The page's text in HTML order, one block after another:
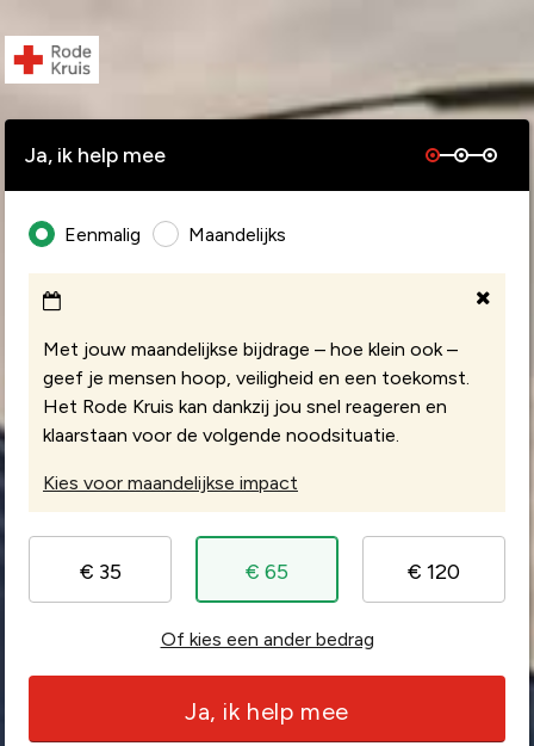
Ja, ik help mee
Eenmalig Maandelijks
Met jouw maandelijkse bijdrage – hoe klein ook –
geef je mensen hoop, veiligheid en een toekomst.
Het Rode Kruis kan dankzij jou snel reageren en
klaarstaan voor de volgende noodsituatie.
Kies voor maandelijkse impact
€ 35 € 65 € 120
Of kies een ander bedrag
Ja, ik help mee